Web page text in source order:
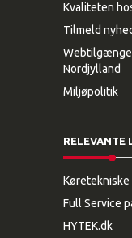
Kvaliteten
Tilmeld
Nordjylland
Miljøpolitik
RELEVANTE
Full Service
HYTEK.dk